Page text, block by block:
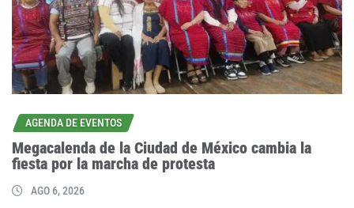
AGENDA DE EVENTOS
Megacalenda de la Ciudad de México cambia la
fiesta por la marcha de protesta
AGO 6, 2026